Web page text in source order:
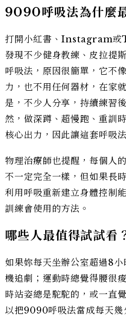
9090呼吸法為什麼
打開小紅書、Instagram或
發現不少健身教練、皮拉提
呼吸法，原因很簡單，它不
力，也不用任何器材，在家
是，不少人分享，持續練習
然，做深蹲、超慢跑、重訓
核心出力，因此讓這套呼吸
物理治療師也提醒，每個人
不一定完全一樣，但如果長
利用呼吸重新建立身體控制
訓練會使用的方法。
哪些人最值得試試看
如果妳每天坐辦公室超過8
機追劇；運動時總覺得腰很
時站姿總是駝駝的，或一直
以把9090呼吸法當成每天幾